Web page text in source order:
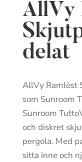
AllVy
delat
AllVy Ramlöst
som Sunroom
Sunroom
och diskret
pergola. Med
sitta inne och